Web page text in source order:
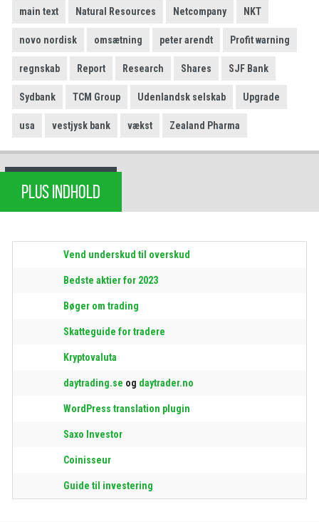
main text Natural Resources Netcompany NKT
novo nordisk omsætning peter arendt Profit warning
regnskab Report Research Shares SJF Bank
Sydbank TCM Group Udenlandsk selskab Upgrade
usa vestjysk bank vækst Zealand Pharma
PLUS INDHOLD
Vend underskud til overskud
Bedste aktier for 2023
Bøger om trading
Skatteguide for tradere
Kryptovaluta
daytrading.se og daytrader.no
WordPress translation plugin
Saxo Investor
Coinisseur
Guide til investering